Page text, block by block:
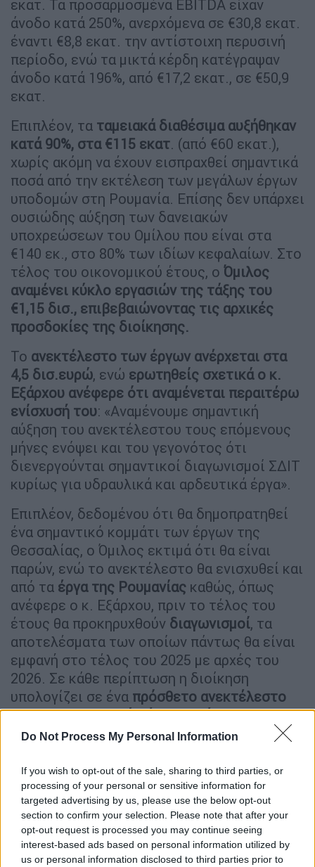
Do Not Process My Personal Information
If you wish to opt-out of the sale, sharing to third parties, or
processing of your personal or sensitive information for
targeted advertising by us, please use the below opt-out
section to confirm your selection. Please note that after your
opt-out request is processed you may continue seeing
interest-based ads based on personal information utilized by
us or personal information disclosed to third parties prior to
εκατ. Τα προσαρμοσμένα EBITDA είχαν
άνοδο κατά 250%, ανερχόμενα σε €30,8 εκατ.
έναντι €8,8 εκατ. την αντίστοιχη περυσινή
περίοδο, ενώ τα μικτά κέρδη κατέγραψαν
άνοδο κατά 196%, από €17,2 εκατ., σε €50,9
εκατ.
Επιπλέον, τα ταμειακά διαθέσιμα αυξήθηκαν
κατά 90%, στα €115 εκατ. (από €60 εκατ.),
χωρίς ακόμη να έχουν εισπραχθεί σημαντικά
ποσά από την εκτέλεση των μεγάλων έργων
υποδομών στη Ρουμανία. Επίσης δεν υπάρχει
ουσιώδης αύξηση των δανειακών
υποχρεώσεων του Ομίλου που είναι στα
€140 εκ., στο 80% των ιδίων κεφαλαίων. Στο
τέλος του οικονομικού έτους, ο Όμιλος
αναμένει κύκλο εργασιών της τάξης του
€1,15 δισ., επιβεβαιώνοντας τις αρχικές
προσδοκίες της διοίκησης.
Το ανεκτέλεστο των έργων ανέρχεται στα
4,5 δισ.ευρώ, ενώ ερωτηθείς σχετικά ο κ.
Εξάρχου ανέφερε ότι αναμένεται περαιτέρω
ενίσχυσή του: «Αναμένουμε σημαντική
αύξηση του ανεκτέλεστου τους επόμενους
μήνες ενόψει και του γεγονότος ότι
διενεργούνται σημαντικοί διαγωνισμοί ΣΔΙΤ
κυρίως για υδραυλικά και αρδευτικά έργα».
Επιπλέον, δεδομένου ότι θα δημοπρατηθεί
ένα σημαντικό κομμάτι των έργων της
Θεσσαλίας, ο Όμιλος εκτιμά ότι θα είναι
παρών, ενώ το ανεκτέλεστο θα ενισχυθεί και
από τα έργα της Ρουμανίας καθώς, όπως
ανέφερε ο κ. Εξάρχου, πριν το τέλος του
έτους θα προκηρυχθούν διαγωνισμοί, τα
αποτελέσματα των οποίων πάντως θα είναι
εμφανή στο τέλος του 2025 με αρχές του
2026. Σε κάθε περίπτωση η διοίκηση
υπολογίζει σε ένα πρόσθετο ανεκτέλεστο
700 – 800 εκ. ευρώ μέχρι το τέλος του
έτους.